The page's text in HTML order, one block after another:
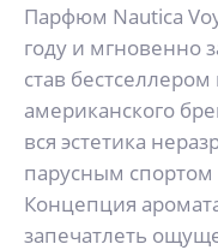
Парфюм Nautica
году и мгновенно
став
американского
вся эстетика
парусным
Концепция
запечатлеть